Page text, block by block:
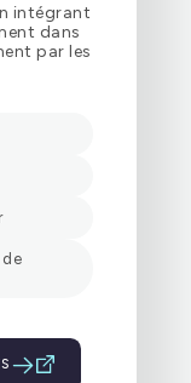
intégrant
dans
par les